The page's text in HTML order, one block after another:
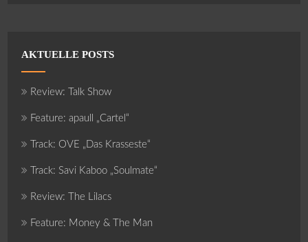
AKTUELLE POSTS
Review: Talk Show
Feature: apaull „Cartel“
Track: OVE „Das Krasseste“
Track: Savi Kaboo „Soulmate“
Review: The Lilacs
Feature: Money & The Man